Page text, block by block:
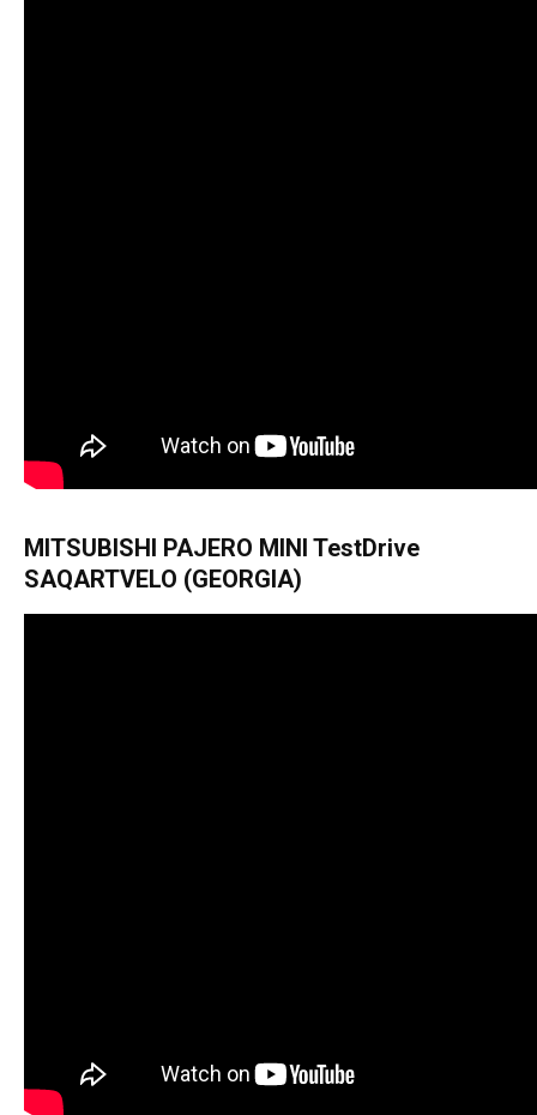
MITSUBISHI PAJERO MINI TestDrive
SAQARTVELO (GEORGIA)